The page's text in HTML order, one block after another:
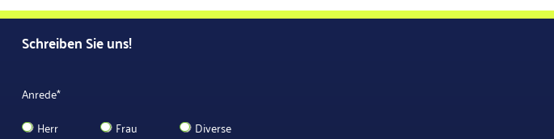
Schreiben Sie uns!
Anrede*
Herr
Frau
Diverse